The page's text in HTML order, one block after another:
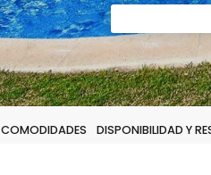
COMODIDADES DISPONIBILIDAD Y